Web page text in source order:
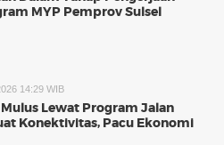
MYP Pemprov Sulsel
14:29 WIB
Lewat Program Jalan
Konektivitas, Pacu Ekonomi